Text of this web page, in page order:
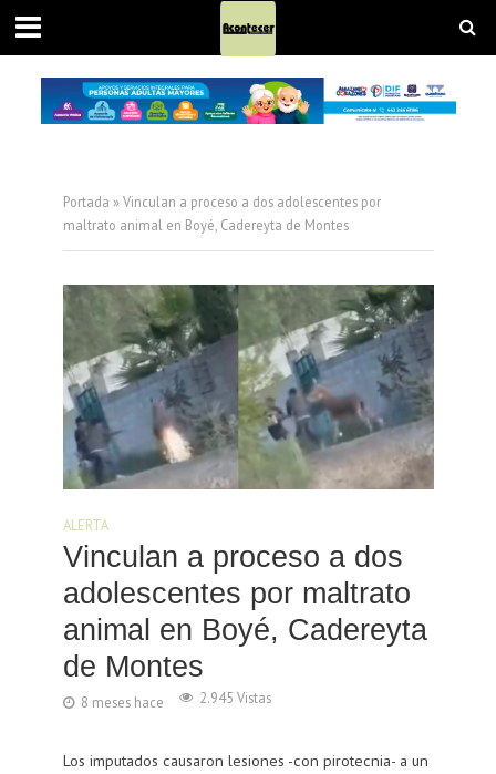
Portada »Vinculan a proceso a dos adolescentes por
maltrato animal en Boyé, Cadereyta de Montes
ALERTA
Vinculan a proceso a dos
adolescentes por maltrato
animal en Boyé, Cadereyta
de Montes
8 meses hace 2.945 Vistas
Los imputados causaron lesiones -con pirotecnia- a un